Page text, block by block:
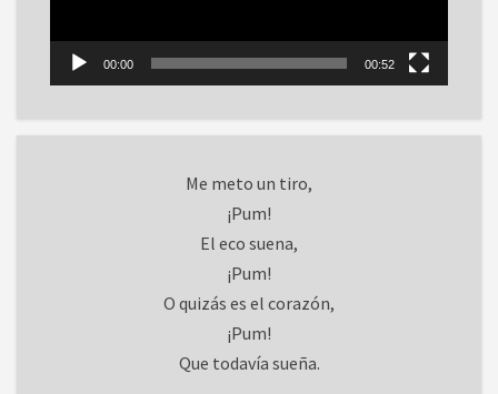
00:00 00:52
Me meto un tiro,
¡Pum!
El eco suena,
¡Pum!
O quizás es el corazón,
¡Pum!
Que todavía sueña.